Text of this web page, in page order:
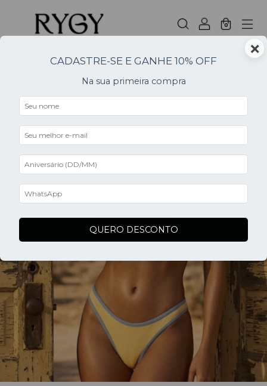
0
×
CADASTRE-SE E GANHE 10% OFF
Na sua primeira compra
QUERO DESCONTO